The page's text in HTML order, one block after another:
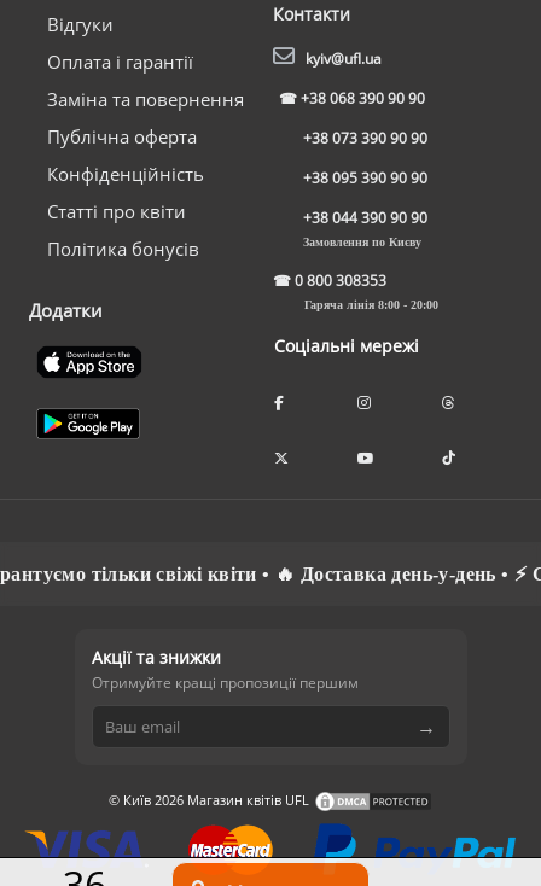
Відгуки
Оплата і гарантії
Заміна та повернення
Публічна оферта
Конфіденційність
Статті про квіти
Політика бонусів
Додатки
Контакти
kyiv@ufl.ua
☎+38 068 390 90 90
+38 073 390 90 90
+38 095 390 90 90
+38 044 390 90 90
Замовлення по Києву
☎0 800 308353
Гаряча лінія 8:00 - 20:00
Соціальні мережі
свіжі квіти • 🔥 Доставка день-у-день • ⚡
Акції та знижки
Отримуйте кращі пропозиції першим
→
© Київ 2026 Магазин квітів UFL